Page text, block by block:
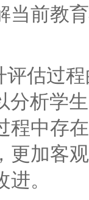
当前教
估过程
分析学
程中存
更加客
。